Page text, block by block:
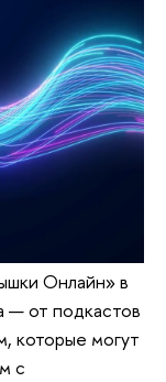
Онлайн» в
— от подкастов
которые могут
с